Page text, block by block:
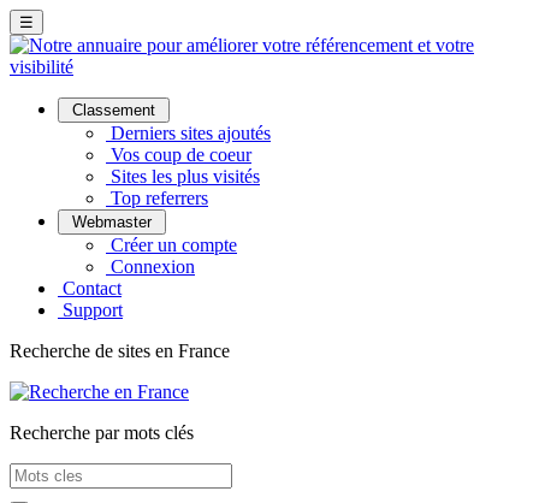
☰
Classement
Derniers sites ajoutés
Vos coup de coeur
Sites les plus visités
Top referrers
Webmaster
Créer un compte
Connexion
Contact
Support
Recherche de sites en France
Recherche par mots clés